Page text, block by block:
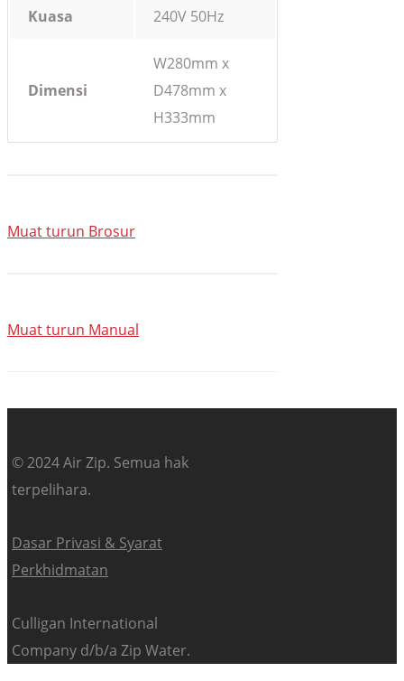
Kuasa
240V 50Hz
Dimensi
W280mm x
D478mm x
H333mm
Muat turun Brosur
Muat turun Manual
© 2024 Air Zip. Semua hak
terpelihara.
Dasar Privasi & Syarat
Perkhidmatan
Culligan International
Company d/b/a Zip Water.